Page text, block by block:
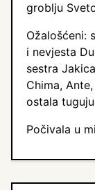
groblju
Ožalošćeni:
i nevjesta
sestra
Chima,
ostala
Počivala u